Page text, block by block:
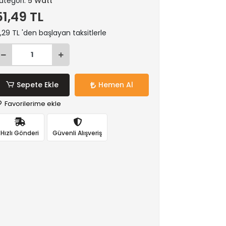
TL
TL 'den başlayan taksitlerle
Sepete Ekle Hemen Al
Favorilerime ekle
Hızlı Gönderi Güvenli Alışveriş